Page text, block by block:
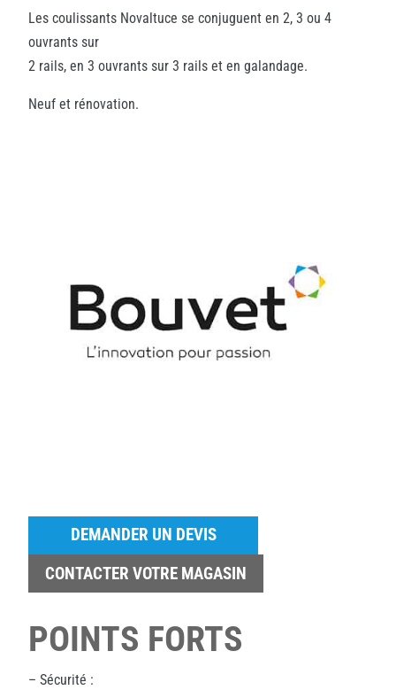
Les coulissants Novaltuce se conjuguent en 2, 3 ou 4
ouvrants sur
2 rails, en 3 ouvrants sur 3 rails et en galandage.
Neuf et rénovation.
DEMANDER UN DEVIS
CONTACTER VOTRE MAGASIN
POINTS FORTS
– Sécurité :